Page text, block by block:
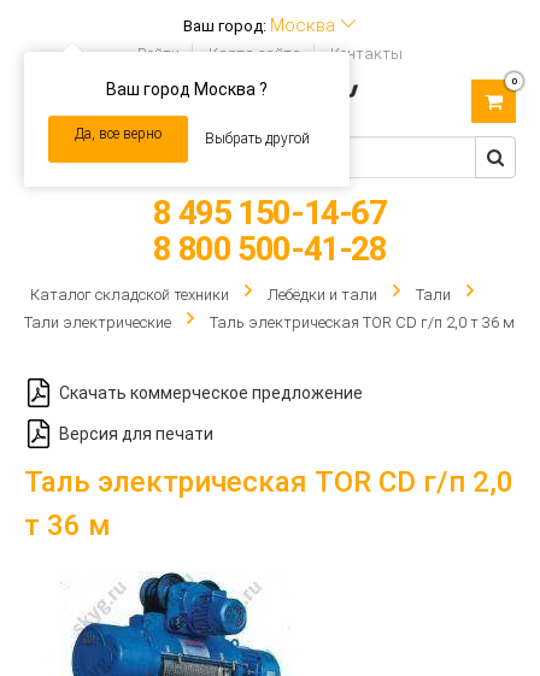
Ваш город: Москва
Ваш город Москва ?
Да, все верно Выбрать другой
Войти Карта сайта Контакты
navigation
0
8 495 150-14-67
8 800 500-41-28
Каталог складской техники Лебёдки и тали
Тали
Тали электрические
Таль электрическая TOR CD г/п 2,0 т 36 м
Скачать коммерческое предложение
Версия для печати
Таль электрическая TOR CD г/п 2,0
т 36 м